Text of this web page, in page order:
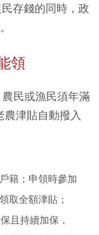
存錢的同時，政
領
民或漁民須年滿
津貼自動撥入
籍；申領時參加
取全額津貼；
且持續加保，